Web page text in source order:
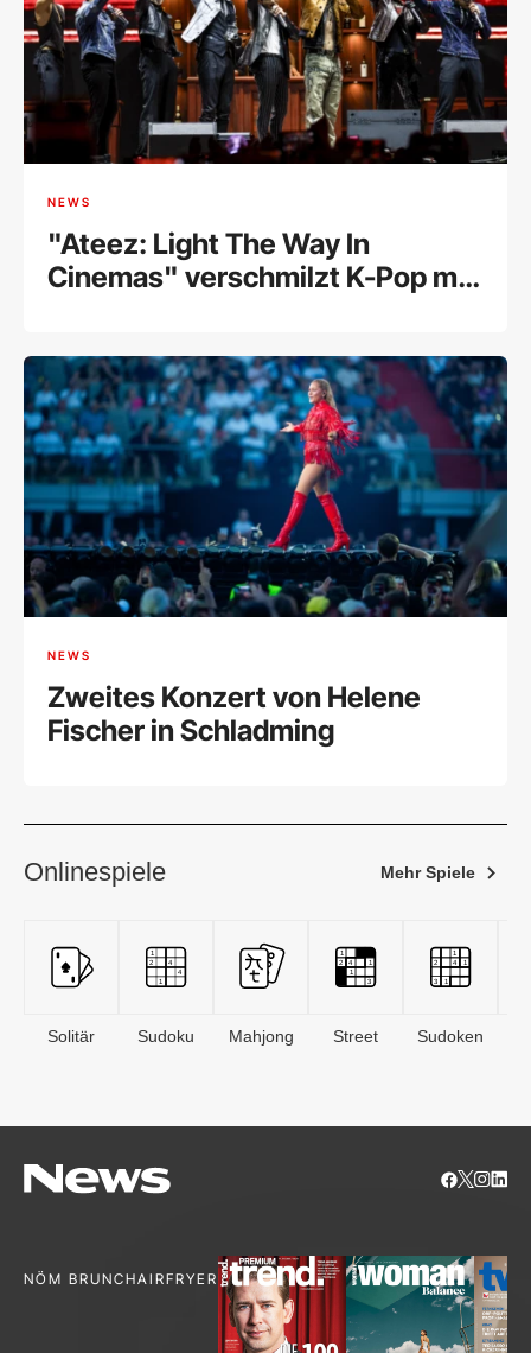
NEWS
"Ateez: Light The Way In
Cinemas" verschmilzt K-Pop mit
NEWS
Zweites Konzert von Helene
Fischer in Schladming
Onlinespiele Mehr Spiele
Solitär Sudoku Mahjong Street Sudoken
NÖM BRUNCHAIRFRYER